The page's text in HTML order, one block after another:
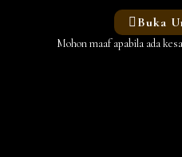
Buka
Mohon maaf apabila ada